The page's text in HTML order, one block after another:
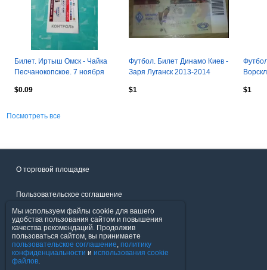
Билет. Иртыш Омск - Чайка
Песчанокопское. 7 ноября
$0.09
Футбол. Билет Динамо Киев -
Заря Луганск 2013-2014
$1 $1
Посмотреть все
О торговой площадке
Пользовательское соглашение
Политика конфиденциальности
Продавцы
Мы используем файлы cookie для вашего
удобства пользования сайтом и повышения
качества рекомендаций. Продолжив
пользоваться сайтом, вы принимаете
пользовательское соглашение, политику
конфиденциальности и использования cookie
файлов.